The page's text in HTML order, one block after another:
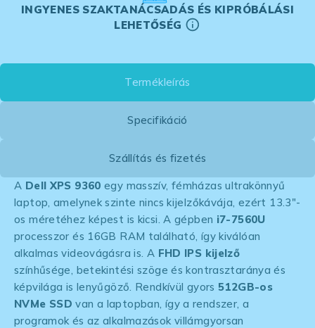
INGYENES SZAKTANÁCSADÁS ÉS KIPRÓBÁLÁSI
LEHETŐSÉG
Termékleírás
Specifikáció
Szállítás és fizetés
A Dell XPS 9360 egy masszív, fémházas ultrakönnyű
laptop, amelynek szinte nincs kijelzőkávája, ezért 13.3″-
os méretéhez képest is kicsi. A gépben i7-7560U
processzor és 16GB RAM található, így kiválóan
alkalmas videovágásra is. A FHD IPS kijelző
színhűsége, betekintési szöge és kontrasztaránya és
képvilága is lenyűgöző. Rendkívül gyors 512GB-os
NVMe SSD van a laptopban, így a rendszer, a
programok és az alkalmazások villámgyorsan